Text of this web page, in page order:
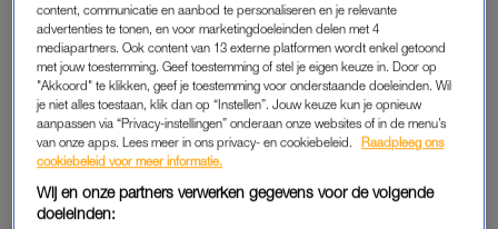
Kandidaten doen quiz op
bodem van Indische Oceaan
in 'Wie is de Mol?': 'Zo
vreemd en vet om dit mee te
maken'
Suzan en Freek zijn helemaal
in hun element op Paaspop:
'Papa en mama zijn weer on
the road'
ADVERTORIAL
Zin om te bingen? Déze
(iconische) queer series
verdienen een plek op je
kijklijst
FRAGMENT GEMIST
Rik heeft schokkende
informatie voor kandidaten
stonden allemaal oog in oog
met de Mol'
content, communicatie en aanbod te personaliseren en je relevante
advertenties te tonen, en voor marketingdoeleinden delen met 4
mediapartners. Ook content van 13 externe platformen wordt enkel getoond
met jouw toestemming. Geef toestemming of stel je eigen keuze in. Door op
"Akkoord" te klikken, geef je toestemming voor onderstaande doeleinden. Wil
je niet alles toestaan, klik dan op “Instellen”. Jouw keuze kun je opnieuw
aanpassen via “Privacy-instellingen” onderaan onze websites of in de menu’s
van onze apps. Lees meer in ons privacy- en cookiebeleid.
Raadpleeg ons
cookiebeleid voor meer informatie.
Wij en onze partners verwerken gegevens voor de volgende
doeleinden: